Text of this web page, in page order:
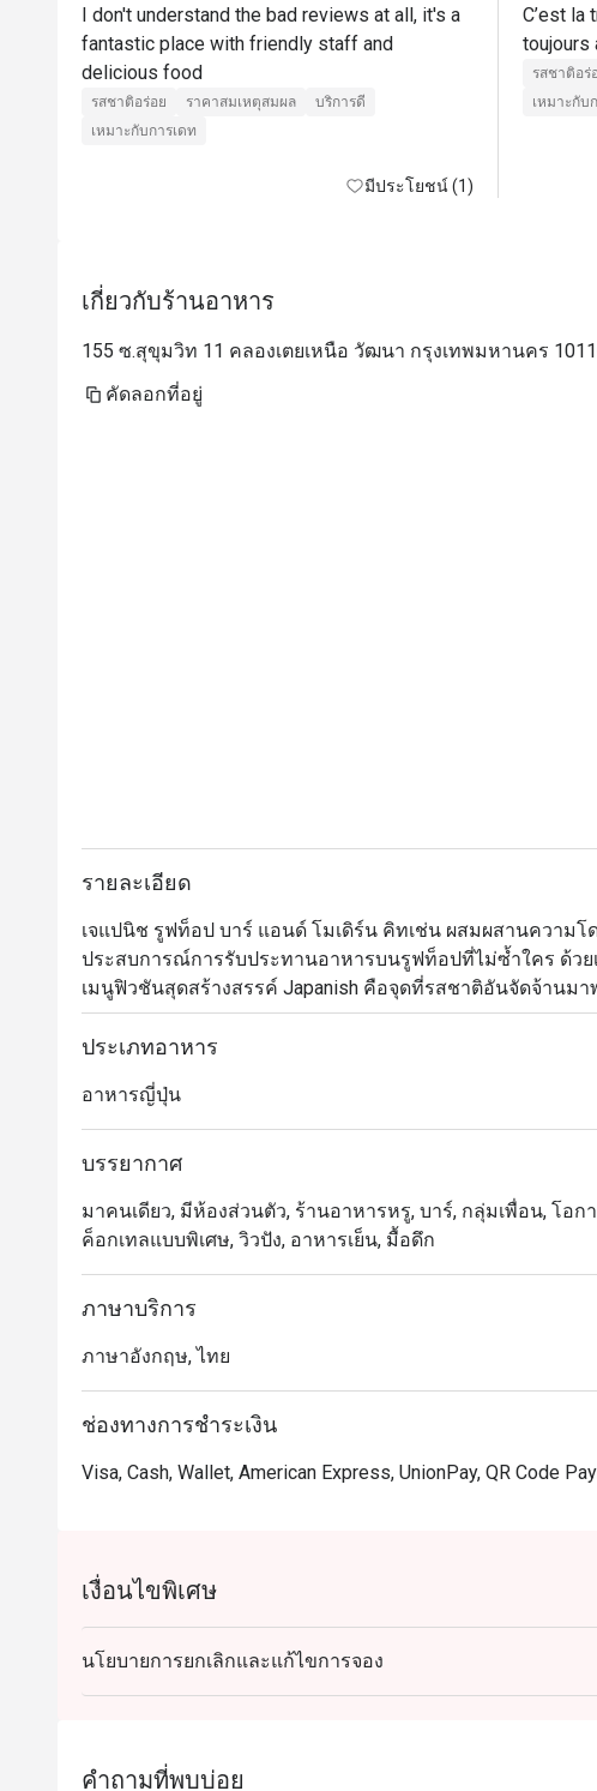
I don't understand the bad reviews at all, it's a
fantastic place with friendly staff and
delicious food
รสชาติอร่อย ราคาสมเหตุสมผล
บริการดี
เหมาะกับการเดท
มีประโยชน์ (1)
C’est la
toujours
รสชาติอร่
เหมาะกับ
เกี่ยวกับร้านอาหาร
155 ซ.สุขุมวิท 11 คลองเตยเหนือ วัฒนา กรุงเทพมหานคร
คัดลอกที่อยู่
รายละเอียด
เจแปนิช รูฟท็อป บาร์ แอนด์ โมเดิร์น คิทเช่น ผสมผสานความ
ประสบการณ์การรับประทานอาหารบนรูฟท็อปที่ไม่ซ้ำใคร ด้ว
เมนูฟิวชันสุดสร้างสรรค์ Japanish คือจุดที่รสชาติอันจัดจ้านมา
สำหรับผู้ที่มองหาบรรยากาศหรูหราแต่ยังคงความมีชีวิตชีวาอย่
ประเภทอาหาร
อาหารญี่ปุ่น
บรรยากาศ
มาคนเดียว, มีห้องส่วนตัว, ร้านอาหารหรู, บาร์, กลุ่มเพื่อน, โอก
ค็อกเทลแบบพิเศษ, วิวปัง, อาหารเย็น, มื้อดึก
ภาษาบริการ
ภาษาอังกฤษ, ไทย
ช่องทางการชำระเงิน
Visa, Cash, Wallet, American Express, UnionPay, QR Code
เงื่อนไขพิเศษ
นโยบายการยกเลิกและแก้ไขการจอง
คำถามที่พบบ่อย